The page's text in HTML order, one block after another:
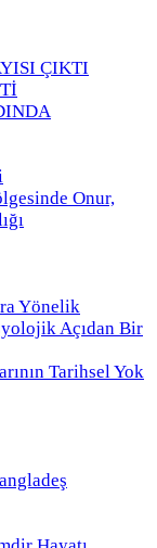
ÇIKTI
Onur,
Yönelik
Açıdan Bir
Tarihsel Yok